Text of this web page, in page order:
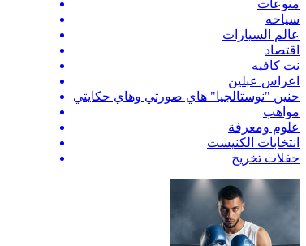
منوعات
سياحه
عالم السيارات
اقتصاد
نت كافيه
اعراس عبلين
حنين "نوستالجيا" هاي صورتي وهاي حكايتي
مواهب
علوم ومعرفة
انتخابات الكنيست
حفلات تخريج